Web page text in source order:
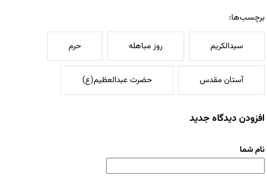
برچسب‌ها:
سیدالکریم روز مباهله حرم
آستان مقدس حضرت عبدالعظیم(ع)
افزودن دیدگاه جدید
نام شما